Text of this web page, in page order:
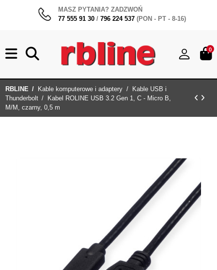
MASZ PYTANIA? ZADZWOŃ
77 555 91 30 / 796 224 537 (PON - PT - 8-16)
0
RBLINE Kable komputerowe i adaptery
Kable USB i
Thunderbolt
Kabel ROLINE USB 3.2 Gen 1, C - Micro B,
M/M, czarny, 0,5 m